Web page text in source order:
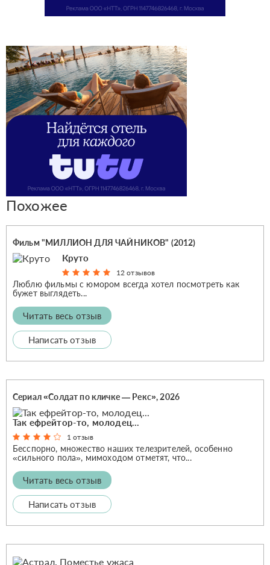
Похожее
Фильм "МИЛЛИОН ДЛЯ ЧАЙНИКОВ" (2012)
Круто
12 отзывов
Люблю фильмы с юмором всегда хотел посмотреть как
бужет выглядеть...
Читать весь отзыв
Написать отзыв
Сериал «Солдат по кличке — Рекс», 2026
Так ефрейтор-то, молодец...
1 отзыв
Бесспорно, множество наших телезрителей, особенно
«сильного пола», мимоходом отметят, что...
Читать весь отзыв
Написать отзыв